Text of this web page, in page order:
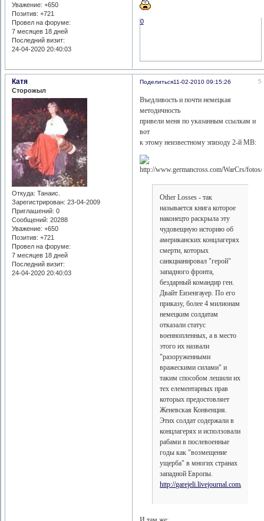
Уважение: +650
Позитив: +721
Провел на форуме:
7 месяцев 18 дней
Последний визит:
24-04-2020 20:40:03
0
Поделиться 5
11-02-2010 09:15:26
Катя
Сторожыл
Откуда: Танаис.
Зарегистрирован: 23-04-2009
Приглашений: 0
Сообщений: 20288
Уважение: +650
Позитив: +721
Провел на форуме:
7 месяцев 18 дней
Последний визит:
24-04-2020 20:40:03
Въедливость и почти немецкая
методичность
привели меня по указанным ссылкам и
вот
к этому неизвестному эпизоду 2-й МВ:
Other Losses - так
называется книга которое
наконецто раскрыла эту
чудовещную историю об
американских концлагерях
смерти, которых
санкцианировал "герой"
западного фронта,
бездарный командир ген.
Двайт Еизенгауер. По его
приказу, более 4 милионам
немецким солдатам
отказали статус
военнопленных, а в место
этого их назвали
"разоруженными
вражескими силами" и
таким способом лешили их
тех елементарных прав
которых предостовляет
Женевская Конвенция.
Этих солдат содержали в
концлагерях и исползовали
рабами в послевоенные
годы как "возмещение
ущерба" в многих странах
западной Европы.
http://garejeli.livejournal.com/